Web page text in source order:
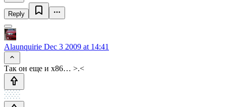
Reply
Alaunquirie Dec 3 2009 at 14:41
Так он еще и х86… >.<